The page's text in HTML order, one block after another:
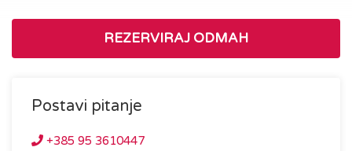
REZERVIRAJ ODMAH
Postavi pitanje
+385 95 3610447